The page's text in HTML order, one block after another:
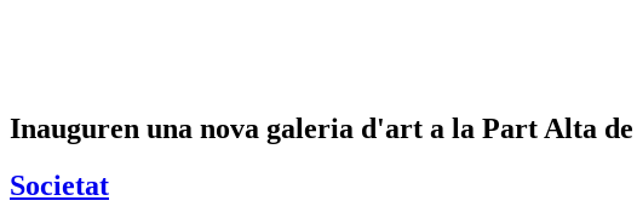
Inauguren una nova galeria d'art a la Part Alta
Societat